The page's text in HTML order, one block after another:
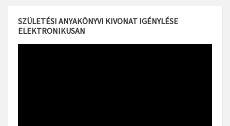
SZÜLETÉSI ANYAKÖNYVI KIVONAT IGÉNYLÉSE
ELEKTRONIKUSAN